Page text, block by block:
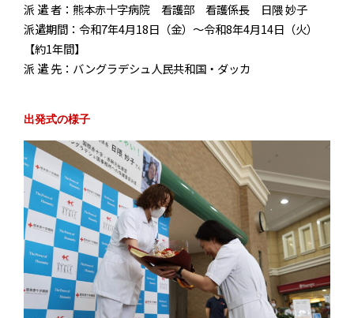
派 遣 者：熊本赤十字病院 看護部 看護係長 日隈 妙子
派遣期間：令和7年4月18日（金）～令和8年4月14日（火）
【約1年間】
派 遣 先：バングラデシュ人民共和国・ダッカ
出発式の様子